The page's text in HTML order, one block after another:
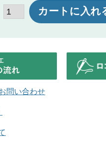
カートに入れ
問い合わせ